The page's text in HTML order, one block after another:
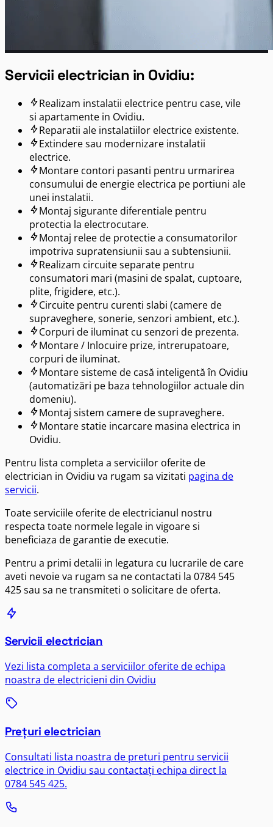
Servicii electrician in Ovidiu:
Realizam instalatii electrice pentru case, vile
si apartamente in Ovidiu.
Reparatii ale instalatiilor electrice existente.
Extindere sau modernizare instalatii
electrice.
Montare contori pasanti pentru urmarirea
consumului de energie electrica pe portiuni ale
unei instalatii.
Montaj sigurante diferentiale pentru
protectia la electrocutare.
Montaj relee de protectie a consumatorilor
impotriva supratensiunii sau a subtensiunii.
Realizam circuite separate pentru
consumatori mari (masini de spalat, cuptoare,
plite, frigidere, etc.).
Circuite pentru curenti slabi (camere de
supraveghere, sonerie, senzori ambient, etc.).
Corpuri de iluminat cu senzori de prezenta.
Montare / Inlocuire prize, intrerupatoare,
corpuri de iluminat.
Montare sisteme de casă inteligentă în Ovidiu
(automatizări pe baza tehnologiilor actuale din
domeniu).
Montaj sistem camere de supraveghere.
Montare statie incarcare masina electrica in
Ovidiu.
Pentru lista completa a serviciilor oferite de
electrician in Ovidiu va rugam sa vizitati pagina de
servicii.
Toate serviciile oferite de electricianul nostru
respecta toate normele legale in vigoare si
beneficiaza de garantie de executie.
Pentru a primi detalii in legatura cu lucrarile de care
aveti nevoie va rugam sa ne contactati la 0784 545
425sau sa ne transmiteti o solicitare de oferta.
Servicii electrician
Vezi lista completa a serviciilor oferite de echipa
noastra de electricieni din Ovidiu
Prețuri electrician
Consultati lista noastra de preturi pentru servicii
electrice in Ovidiu sau contactați echipa direct la
0784 545 425.